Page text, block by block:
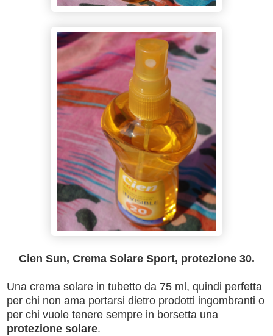
Cien Sun, Crema Solare Sport, protezione 30.
Una crema solare in tubetto da 75 ml, quindi perfetta
per chi non ama portarsi dietro prodotti ingombranti o
per chi vuole tenere sempre in borsetta una
protezione solare.